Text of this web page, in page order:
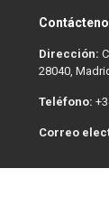
Dirección:
28040,
Teléfono:
Correo